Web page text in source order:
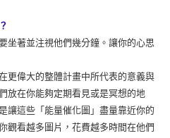
坐著並注視他們幾分鐘。讓你的心思
更偉大的整體計畫中所代表的意義與
放在你能夠定期看見或是冥想的地
讓這些「能量催化圖」盡量靠近你的
觀看越多圖片，花費越多時間在他們